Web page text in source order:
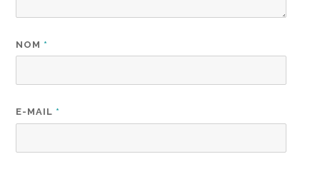
NOM *
E-MAIL *